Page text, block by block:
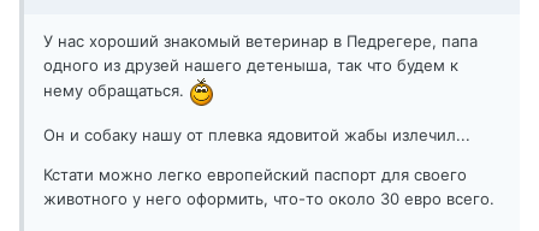
У нас хороший знакомый ветеринар в Педрегере, папа
одного из друзей нашего детеныша, так что будем к
нему обращаться.
Он и собаку нашу от плевка ядовитой жабы излечил...
Кстати можно легко европейский паспорт для своего
животного у него оформить, что-то около 30 евро всего.